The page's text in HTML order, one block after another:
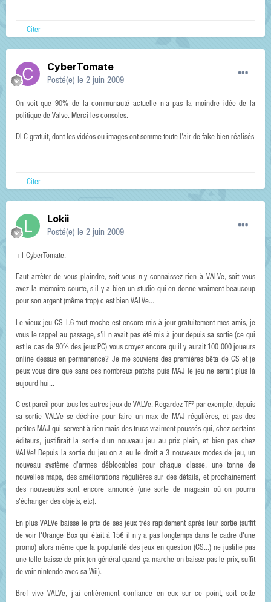
Citer
CyberTomate
Posté(e) le 2 juin 2009
On voit que 90% de la communauté actuelle n'a pas la moindre idée de la
politique de Valve. Merci les consoles.
DLC gratuit, dont les vidéos ou images ont somme toute l'air de fake bien réalisés
Citer
Lokii
Posté(e) le 2 juin 2009
+1 CyberTomate.
Faut arrêter de vous plaindre, soit vous n'y connaissez rien à VALVe, soit vous
avez la mémoire courte, s'il y a bien un studio qui en donne vraiment beaucoup
pour son argent (même trop) c'est bien VALVe...
Le vieux jeu CS 1.6 tout moche est encore mis à jour gratuitement mes amis, je
vous le rappel au passage, s'il n'avait pas été mis à jour depuis sa sortie (ce qui
est le cas de 90% des jeux PC) vous croyez encore qu'il y aurait 100 000 joueurs
online dessus en permanence? Je me souviens des premières bêta de CS et je
peux vous dire que sans ces nombreux patchs puis MAJ le jeu ne serait plus là
aujourd'hui...
C'est pareil pour tous les autres jeux de VALVe. Regardez TF² par exemple, depuis
sa sortie VALVe se déchire pour faire un max de MAJ régulières, et pas des
petites MAJ qui servent à rien mais des trucs vraiment poussés qui, chez certains
éditeurs, justifirait la sortie d'un nouveau jeu au prix plein, et bien pas chez
VALVe! Depuis la sortie du jeu on a eu le droit a 3 nouveaux modes de jeu, un
nouveau système d'armes déblocables pour chaque classe, une tonne de
nouvelles maps, des améliorations régulières sur des détails, et prochainement
des nouveautés sont encore annoncé (une sorte de magasin où on pourra
s'échanger des objets, etc).
En plus VALVe baisse le prix de ses jeux très rapidement après leur sortie (suffit
de voir l'Orange Box qui était à 15€ il n'y a pas longtemps dans le cadre d'une
promo) alors même que la popularité des jeux en question (CS...) ne justifie pas
une telle baisse de prix (en général quand ça marche on baisse pas le prix, suffit
de voir nintendo avec sa Wii).
Bref vive VALVe, j'ai entièrement confiance en eux sur ce point, soit cette